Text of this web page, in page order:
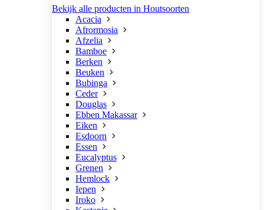
Bekijk alle producten in Houtsoorten
Acacia
Afrormosia
Afzelia
Bamboe
Berken
Beuken
Bubinga
Ceder
Douglas
Ebben Makassar
Eiken
Esdoorn
Essen
Eucalyptus
Grenen
Hemlock
Iepen
Iroko